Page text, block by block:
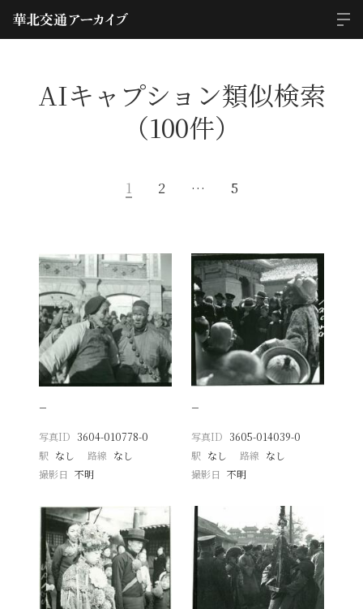
AIキャプション類似検索
（100件）
1 2 … 5
−
写真ID 3604-010778-0
駅 なし 路線 なし
撮影日
不明
−
写真ID 3605-014039-0
駅 なし 路線 なし
撮影日 不明